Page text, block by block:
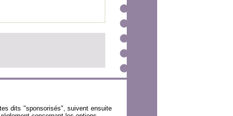
dits "sponsorisés", suivent ensuite